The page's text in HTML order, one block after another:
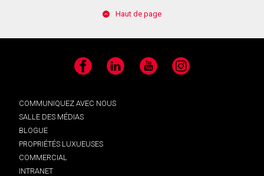
Haut de page
Facebook LinkedIn YouTube Instagram
COMMUNIQUEZ AVEC NOUS
SALLE DES MÉDIAS
BLOGUE
PROPRIÉTÉS LUXUEUSES
COMMERCIAL
INTRANET